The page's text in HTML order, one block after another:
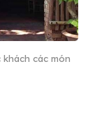
các món